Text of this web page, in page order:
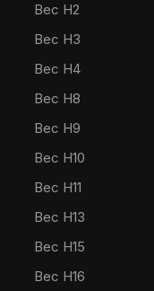
Bec H2
Bec H3
Bec H4
Bec H8
Bec H9
Bec H10
Bec H11
Bec H13
Bec H15
Bec H16